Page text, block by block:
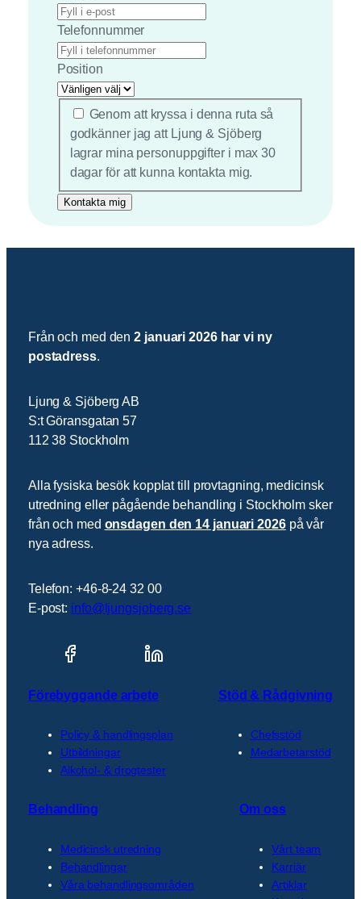
Telefonnummer
Position
*
Genom att kryssa i denna ruta så
godkänner jag att Ljung & Sjöberg
lagrar mina personuppgifter i max 30
dagar för att kunna kontakta mig.
Från och med den2 januari 2026 har vi ny
postadress.
Ljung & Sjöberg AB
S:t Göransgatan 57
112 38 Stockholm
Alla fysiska besök kopplat till provtagning, medicinsk
utredning eller pågående behandling i Stockholm sker
från och med onsdagen den 14 januari 2026på vår
nya adress.
Telefon: +46-8-24 32 00
E-post: info@ljungsjoberg.se
Förebyggande arbete
Policy & handlingsplan
Utbildningar
Alkohol- & drogtester
Stöd & Rådgivning
Chefsstöd
Medarbetarstöd
Behandling
Medicinsk utredning
Behandlingar
Våra behandlingsområden
Om oss
Vårt team
Karriär
Artiklar